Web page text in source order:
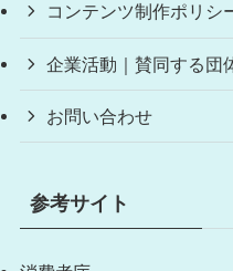
コンテンツ制作ポリシ
企業活動｜賛同する団
お問い合わせ
参考サイト